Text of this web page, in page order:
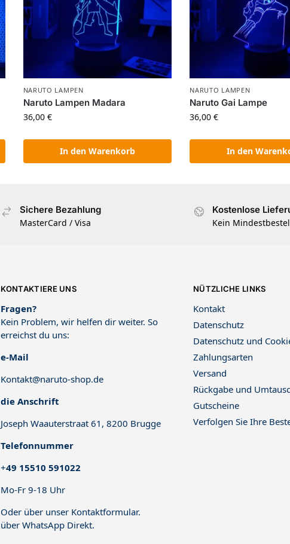
NARUTO LAMPEN
Naruto Lampen Madara
36,00 €
In den Warenkorb
NARUTO LAMPEN
Naruto Gai Lampe
36,00€
In den
Sichere Bezahlung
MasterCard / Visa
Kostenlose
Kein
KONTAKTIERE UNS
Fragen?
Kein Problem, wir helfen dir weiter. So
erreichst du uns:
e-Mail
Kontakt@naruto-shop.de
die Anschrift
Joseph Waauterstraat 61, 8200 Brugge
Telefonnummer
+49 15510 591022
Mo-Fr 9-18 Uhr
Oder über unser Kontaktformular.
über WhatsApp Direkt.
NÜTZLICHE LINKS
Kontakt
Datenschutz
Datenschutz und
Zahlungsarten
Versand
Rückgabe und
Gutscheine
Verfolgen Sie Ihre